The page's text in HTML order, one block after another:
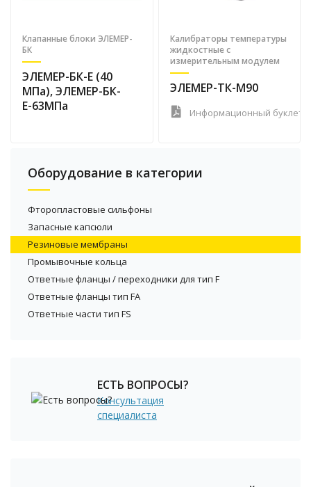
Клапанные блоки ЭЛЕМЕР-
БК
ЭЛЕМЕР-БК-Е (40
МПа), ЭЛЕМЕР-БК-
Е-63МПа
Калибраторы температуры
жидкостные с
измерительным модулем
ЭЛЕМЕР-ТК-М90
Информационный буклет
Оборудование в категории
Фторопластовые сильфоны
Запасные капсюли
Резиновые мембраны
Промывочные кольца
Ответные фланцы / переходники для тип F
Ответные фланцы тип FA
Ответные части тип FS
ЕСТЬ ВОПРОСЫ?
Консультация
специалиста